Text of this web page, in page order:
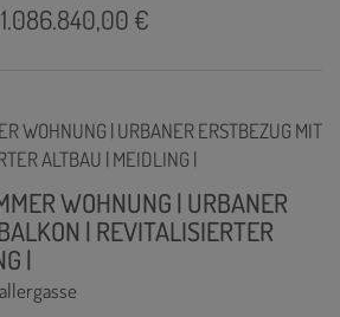
1.086.840,00 €
WOHNUNG | URBANER
| REVITALISIERTER
|